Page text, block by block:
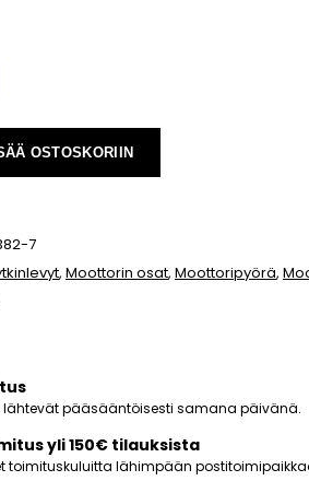
OSTOSKORIIN
7
, Moottorin osat, Moottoripyörä,
lähtevät pääsääntöisesti samana päivänä.
yli 150€ tilauksista
toimituskuluitta lähimpään